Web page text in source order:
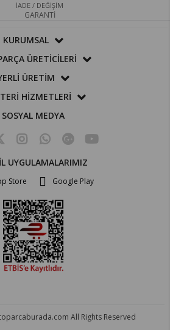
İADE / DEĞİŞİM
GARANTİ
KURUMSAL
ÜRETİCİLERİ
ÜRETİM
HİZMETLERİ
SOSYAL MEDYA
UYGULAMALARIMIZ
Store Google Play
All Rights Reserved